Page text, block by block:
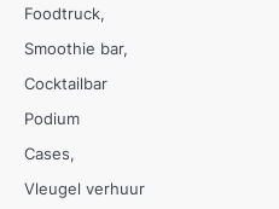
Foodtruck
Smoothie bar
Cocktailbar
Podium
Cases
Vleugel verhuur